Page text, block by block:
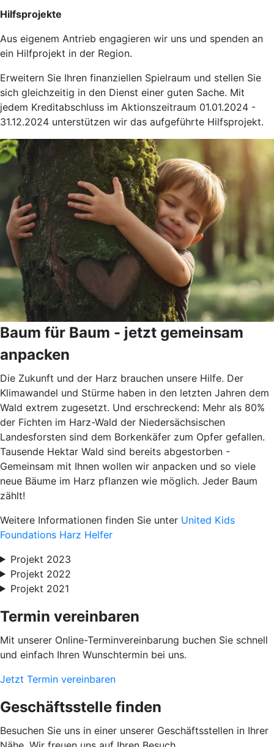
Hilfsprojekte
Aus eigenem Antrieb engagieren wir uns und spenden an
ein Hilfprojekt in der Region.
Erweitern Sie Ihren finanziellen Spielraum und stellen Sie
sich gleichzeitig in den Dienst einer guten Sache. Mit
jedem Kreditabschluss im Aktionszeitraum 01.01.2024 -
31.12.2024 unterstützen wir das aufgeführte Hilfsprojekt.
Baum für Baum - jetzt gemeinsam
anpacken
Die Zukunft und der Harz brauchen unsere Hilfe. Der
Klimawandel und Stürme haben in den letzten Jahren dem
Wald extrem zugesetzt. Und erschreckend: Mehr als 80%
der Fichten im Harz-Wald der Niedersächsischen
Landesforsten sind dem Borkenkäfer zum Opfer gefallen.
Tausende Hektar Wald sind bereits abgestorben -
Gemeinsam mit Ihnen wollen wir anpacken und so viele
neue Bäume im Harz pflanzen wie möglich. Jeder Baum
zählt!
Weitere Informationen finden Sie unter United Kids
Foundations Harz Helfer
Projekt 2023
Projekt 2022
Projekt 2021
Termin vereinbaren
Mit unserer Online-Terminvereinbarung buchen Sie schnell
und einfach Ihren Wunschtermin bei uns.
Jetzt Termin vereinbaren
Geschäftsstelle finden
Besuchen Sie uns in einer unserer Geschäftsstellen in Ihrer